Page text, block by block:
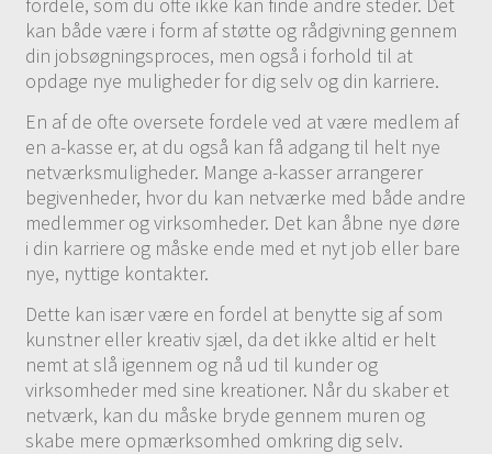
kan både være i form af støtte og rådgivning gennem
din jobsøgningsproces, men også i forhold til at
opdage nye muligheder for dig selv og din karriere.
En af de ofte oversete fordele ved at være medlem af
en a-kasse er, at du også kan få adgang til helt nye
netværksmuligheder. Mange a-kasser arrangerer
begivenheder, hvor du kan netværke med både andre
medlemmer og virksomheder. Det kan åbne nye døre
i din karriere og måske ende med et nyt job eller bare
nye, nyttige kontakter.
Dette kan især være en fordel at benytte sig af som
kunstner eller kreativ sjæl, da det ikke altid er helt
nemt at slå igennem og nå ud til kunder og
virksomheder med sine kreationer. Når du skaber et
netværk, kan du måske bryde gennem muren og
skabe mere opmærksomhed omkring dig selv.